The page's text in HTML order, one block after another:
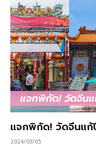
แจกพิกัด! วัดจีนแก้
2024/03/05